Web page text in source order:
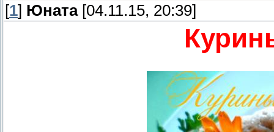
[1] Юната[04.11.15, 20:39]